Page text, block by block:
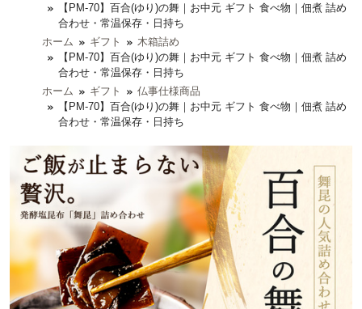
【PM-70】百合(ゆり)の舞｜お中元 ギフト 食べ物｜佃煮 詰め
合わせ・常温保存・日持ち
ホーム
ギフト
木箱詰め
【PM-70】百合(ゆり)の舞｜お中元 ギフト 食べ物｜佃煮 詰め
合わせ・常温保存・日持ち
ホーム
ギフト
仏事仕様商品
【PM-70】百合(ゆり)の舞｜お中元 ギフト 食べ物｜佃煮 詰め
合わせ・常温保存・日持ち